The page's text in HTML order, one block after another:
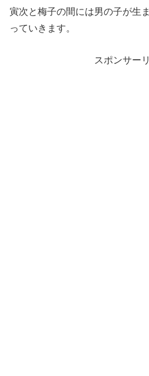
寅次と梅子の間には男の子が生
っていきます。
スポンサー